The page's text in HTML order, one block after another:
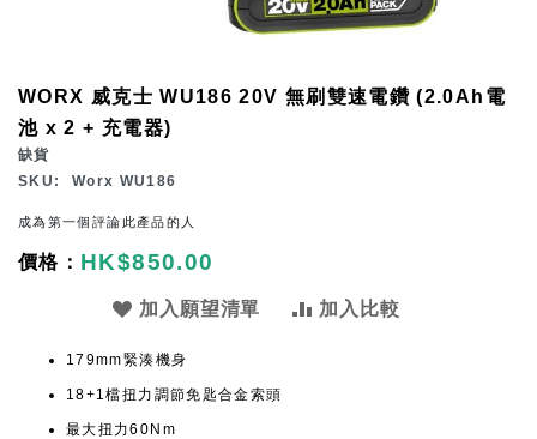
WORX 威克士 WU186 20V 無刷雙速電鑽 (2.0Ah電
池 x 2 + 充電器)
缺貨
SKU
Worx WU186
成為第一個評論此產品的人
HK$850.00
加入願望清單 加入比較
179mm緊湊機身
18+1檔扭力調節免匙合金索頭
最大扭力60Nm
the
beginning
the
images